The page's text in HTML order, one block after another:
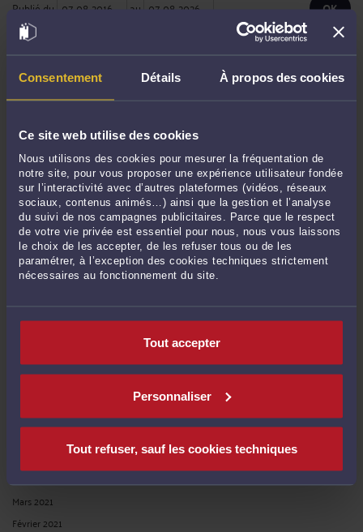
Consentement Détails À propos des cookies
Ce site web utilise des cookies
Nous utilisons des cookies pour mesurer la fréquentation de
notre site, pour vous proposer une expérience utilisateur fondée
sur l’interactivité avec d’autres plateformes (vidéos, réseaux
sociaux, contenus animés…) ainsi que la gestion et l’analyse
du suivi de nos campagnes publicitaires. Parce que le respect
de votre vie privée est essentiel pour nous, nous vous laissons
le choix de les accepter, de les refuser tous ou de les
paramétrer, à l’exception des cookies techniques strictement
nécessaires au fonctionnement du site.
Tout accepter
Personnaliser
Tout refuser, sauf les cookies techniques
Publié du au
ARCHIVES
Janvier 2024
Décembre 2023
Mai 2023
Avril 2023
Mars 2023
Février 2023
Janvier 2023
Septembre 2022
Juin 2022
Mai 2022
Mars 2022
Octobre 2021
Mars 2021
Février 2021